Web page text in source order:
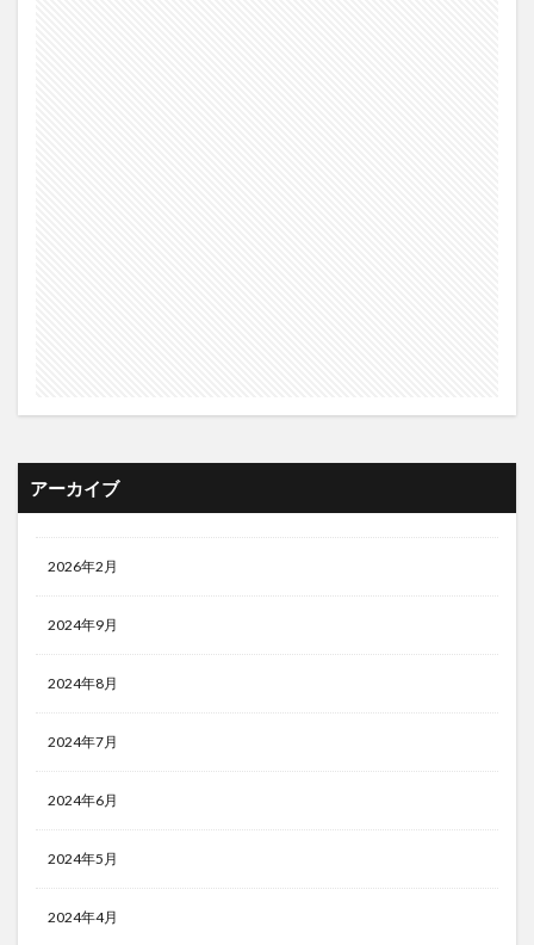
アーカイブ
2026年2月
2024年9月
2024年8月
2024年7月
2024年6月
2024年5月
2024年4月